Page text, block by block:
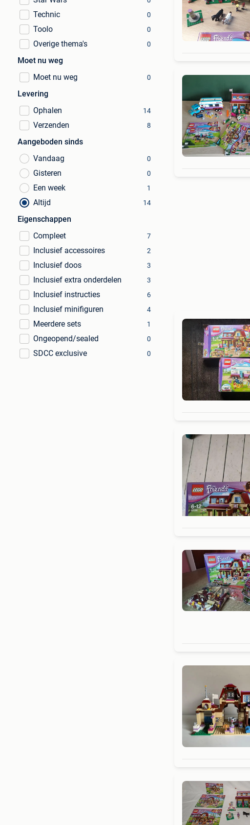
Technic 0
Toolo 0
Overige thema's 0
Moet nu weg
Moet nu weg
0
Levering
Ophalen
14
Verzenden 8
Aangeboden sinds
Vandaag
0
Gisteren 0
Een week 1
Altijd 14
Eigenschappen
Compleet
7
Inclusief accessoires 2
Inclusief doos 3
Inclusief extra onderdelen 3
Inclusief instructies 6
Inclusief minifiguren 4
Meerdere sets 1
Ongeopend/sealed 0
SDCC exclusive 0